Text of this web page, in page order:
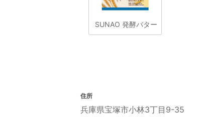
SUNAO 発酵バター
住所
兵庫県宝塚市小林3丁目9-35